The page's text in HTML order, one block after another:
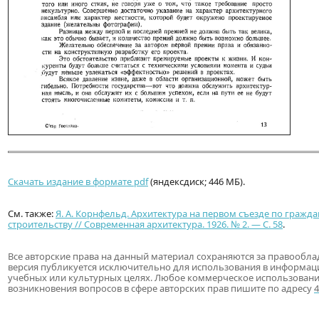
Скачать издание в формате pdf(яндексдиск; 446 МБ).
См. также:Я. А. Корнфельд. Архитектура на первом съезде по
строительству // Современная архитектура. 1926. № 2. — С. 58.
Все авторские права на данный материал сохраняются за
версия публикуется исключительно для использования в
учебных или культурных целях. Любое коммерческое
возникновения вопросов в сфере авторских прав пишите по адресу